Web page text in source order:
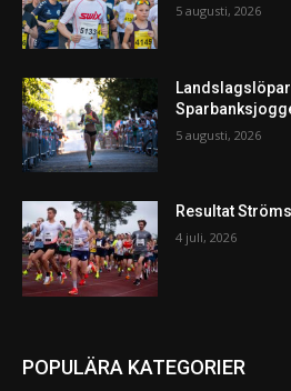
5 augusti, 2026
5 augusti, 2026
Resultat
4 juli, 2026
POPULÄRA KATEGORIER